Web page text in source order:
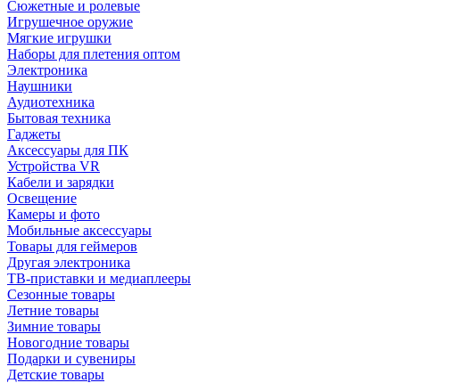
Сюжетные и ролевые
Игрушечное оружие
Мягкие игрушки
Наборы для плетения оптом
Электроника
Наушники
Аудиотехника
Бытовая техника
Гаджеты
Аксессуары для ПК
Устройства VR
Кабели и зарядки
Освещение
Камеры и фото
Мобильные аксессуары
Товары для геймеров
Другая электроника
ТВ-приставки и медиаплееры
Сезонные товары
Летние товары
Зимние товары
Новогодние товары
Подарки и сувениры
Детские товары